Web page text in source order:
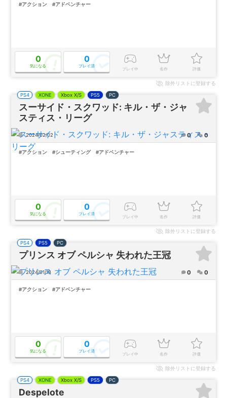
#アクション #アドベンチャー
0
気になる
0
プレイ済
プレイ中 名作 評価
除外リストに登録する
スーサイド・スクワッド: キル・ザ・ジャ
スティス・リーグ
PS4 XONE Xbox X/S PS5 PC
2024/02/02 0 0
#アクション #シューティング #アドベンチャー
0
気になる
0
プレイ済
プレイ中 名作 評価
除外リストに登録する
プリンス オブ ペルシャ 失われた王冠
PS4 PS5 PC
2024/01/18 0 0
#アクション #アドベンチャー
0
気になる
0
プレイ済
プレイ中 名作 評価
除外リストに登録する
Despelote
PS4 XONE Xbox X/S PS5 PC